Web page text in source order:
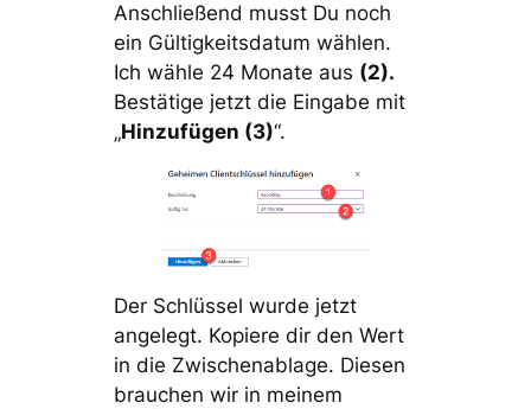
Anschließend musst Du noch
ein Gültigkeitsdatum wählen.
Ich wähle 24 Monate aus (2).
Bestätige jetzt die Eingabe mit
„Hinzufügen (3)“.
Der Schlüssel wurde jetzt
angelegt. Kopiere dir den Wert
in die Zwischenablage. Diesen
brauchen wir in meinem